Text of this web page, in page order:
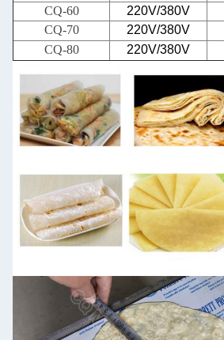
CQ-60
220V/380V
CQ-70
220V/380V
CQ-80
220V/380V